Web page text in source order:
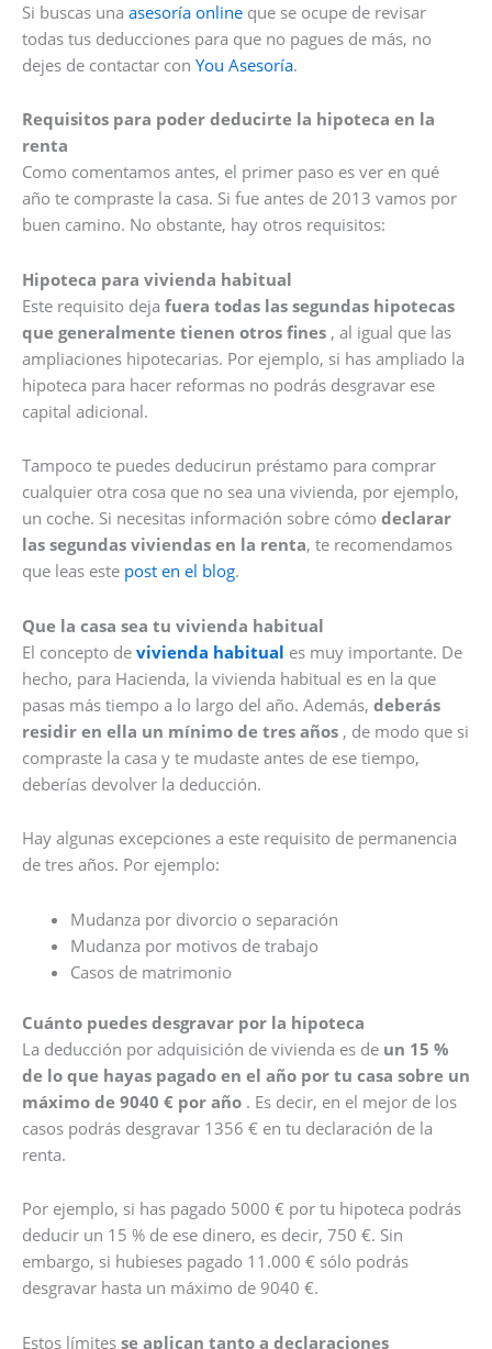
Si buscas una asesoría online que se ocupe de revisar
todas tus deducciones para que no pagues de más, no
dejes de contactar con You Asesoría.
Requisitos para poder deducirte la hipoteca en la
renta
Como comentamos antes, el primer paso es ver en qué
año te compraste la casa. Si fue antes de 2013 vamos por
buen camino. No obstante, hay otros requisitos:
Hipoteca para vivienda habitual
Este requisito deja fuera todas las segundas hipotecas
que generalmente tienen otros fines , al igual que las
ampliaciones hipotecarias. Por ejemplo, si has ampliado la
hipoteca para hacer reformas no podrás desgravar ese
capital adicional.
Tampoco te puedes deducirun préstamo para comprar
cualquier otra cosa que no sea una vivienda, por ejemplo,
un coche. Si necesitas información sobre cómo declarar
las segundas viviendas en la renta, te recomendamos
que leas este post en el blog.
Que la casa sea tu vivienda habitual
El concepto de vivienda habitual es muy importante. De
hecho, para Hacienda, la vivienda habitual es en la que
pasas más tiempo a lo largo del año. Además, deberás
residir en ella un mínimo de tres años , de modo que si
compraste la casa y te mudaste antes de ese tiempo,
deberías devolver la deducción.
Hay algunas excepciones a este requisito de permanencia
de tres años. Por ejemplo:
Mudanza por divorcio o separación
Mudanza por motivos de trabajo
Casos de matrimonio
Cuánto puedes desgravar por la hipoteca
La deducción por adquisición de vivienda es de un 15 %
de lo que hayas pagado en el año por tu casa sobre un
máximo de 9040 € por año . Es decir, en el mejor de los
casos podrás desgravar 1356 € en tu declaración de la
renta.
Por ejemplo, si has pagado 5000 € por tu hipoteca podrás
deducir un 15 % de ese dinero, es decir, 750 €. Sin
embargo, si hubieses pagado 11.000 € sólo podrás
desgravar hasta un máximo de 9040 €.
Estos límites se aplican tanto a declaraciones